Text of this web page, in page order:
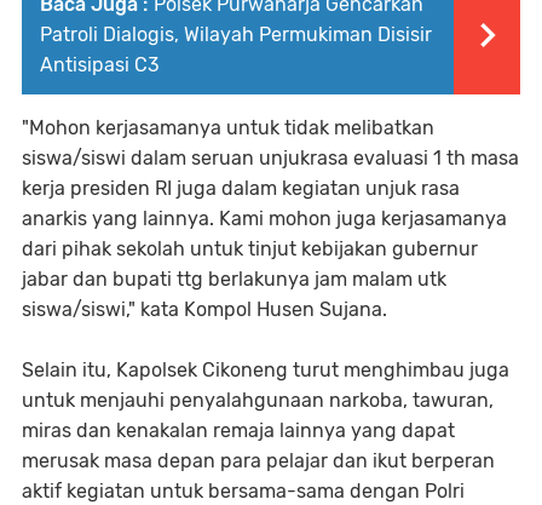
Baca Juga : Polsek Purwaharja Gencarkan
Patroli Dialogis, Wilayah Permukiman Disisir
Antisipasi C3
"Mohon kerjasamanya untuk tidak melibatkan
siswa/siswi dalam seruan unjukrasa evaluasi 1 th masa
kerja presiden RI juga dalam kegiatan unjuk rasa
anarkis yang lainnya. Kami mohon juga kerjasamanya
dari pihak sekolah untuk tinjut kebijakan gubernur
jabar dan bupati ttg berlakunya jam malam utk
siswa/siswi," kata Kompol Husen Sujana.
Selain itu, Kapolsek Cikoneng turut menghimbau juga
untuk menjauhi penyalahgunaan narkoba, tawuran,
miras dan kenakalan remaja lainnya yang dapat
merusak masa depan para pelajar dan ikut berperan
aktif kegiatan untuk bersama-sama dengan Polri